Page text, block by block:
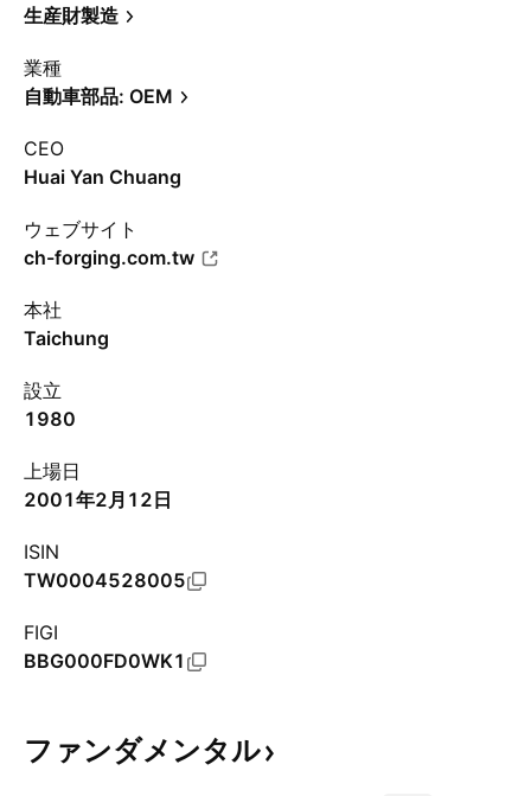
生産財製造
業種
自動車部品: OEM
CEO
Huai Yan Chuang
ウェブサイト
ch-forging.com.tw
本社
Taichung
設立
1980
上場日
2001年2月12日
ISIN
TW0004528005
FIGI
BBG000FD0WK1
ファンダメンタル